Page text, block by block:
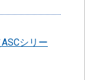
シリー